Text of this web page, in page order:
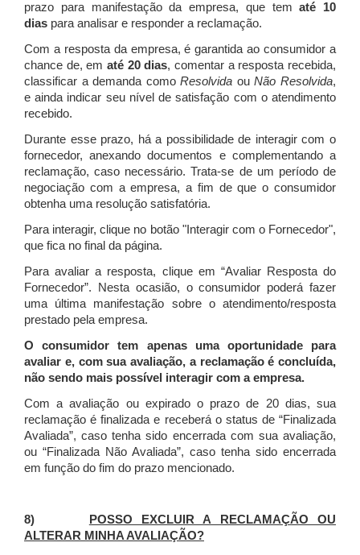
prazo para manifestação da empresa, que tematé 10
dias para analisar e responder a reclamação.
Com a resposta da empresa, é garantida ao consumidor a
chance de, em até 20 dias, comentar a resposta recebida,
classificar a demanda comoResolvida ouNão Resolvida,
e ainda indicar seu nível de satisfação com o atendimento
recebido.
Durante esse prazo, há a possibilidade de interagir com o
fornecedor, anexando documentos e complementando a
reclamação, caso necessário.Trata-se de um período de
negociação com a empresa, a fim de que o consumidor
obtenha uma resolução satisfatória.
Para interagir, clique no botão "Interagir com o Fornecedor",
que fica no final da página.
Para avaliar a resposta, clique em “Avaliar Resposta do
Fornecedor”. Nesta ocasião, o consumidor poderá fazer
uma última manifestação sobre o atendimento/resposta
prestado pela empresa.
O consumidor tem apenas uma oportunidade para
avaliar e, com sua avaliação, a reclamação é concluída,
não sendo mais possível interagir com a empresa.
Com a avaliação ou expirado o prazo de 20 dias, sua
reclamação é finalizada e receberá o status de “Finalizada
Avaliada”, caso tenha sido encerrada com sua avaliação,
ou “Finalizada Não Avaliada”, caso tenha sido encerrada
em função do fim do prazo mencionado.
8)
POSSO EXCLUIR A RECLAMAÇÃO OU
ALTERAR MINHA AVALIAÇÃO?